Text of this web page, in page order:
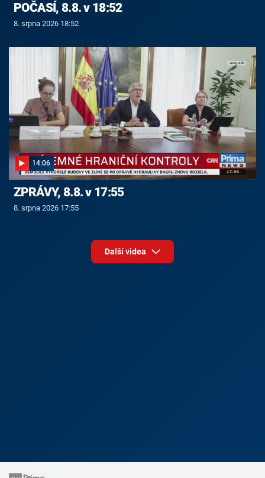
POČASÍ, 8.8. v 18:52
8. srpna 2026 18:52
14:06
ZPRÁVY, 8.8. v 17:55
8. srpna 2026 17:55
Další videa